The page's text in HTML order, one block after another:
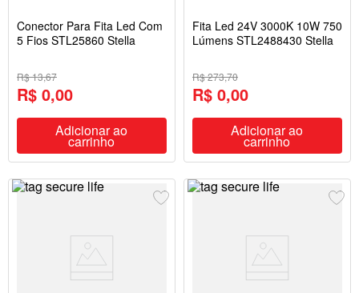
Conector Para Fita Led Com
5 Fios STL25860 Stella
R$ 13,67
R$ 0,00
Adicionar ao
carrinho
Fita Led 24V 3000K 10W 750
Lúmens STL2488430 Stella
R$ 273,70
R$ 0,00
Adicionar ao
carrinho